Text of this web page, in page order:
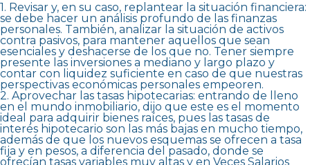
1. Revisar y, en su caso, replantear la situación financiera:
se debe hacer un análisis profundo de las finanzas
personales. También, analizar la situación de activos
contra pasivos, para mantener aquellos que sean
esenciales y deshacerse de los que no. Tener siempre
presente las inversiones a mediano y largo plazo y
contar con liquidez suficiente en caso de que nuestras
perspectivas económicas personales empeoren.
2. Aprovechar las tasas hipotecarias: entrando de lleno
en el mundo inmobiliario, dijo que este es el momento
ideal para adquirir bienes raíces, pues las tasas de
interés hipotecario son las más bajas en mucho tiempo,
además de que los nuevos esquemas se ofrecen a tasa
fija y en pesos, a diferencia del pasado, donde se
ofrecían tasas variables muy altas y en Veces Salarios